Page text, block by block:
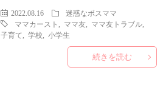
2022.08.16
迷惑なボスママ
ママカースト
ママ友 ママ友トラブル
子育て
,学校 ,小学生
続きを読む